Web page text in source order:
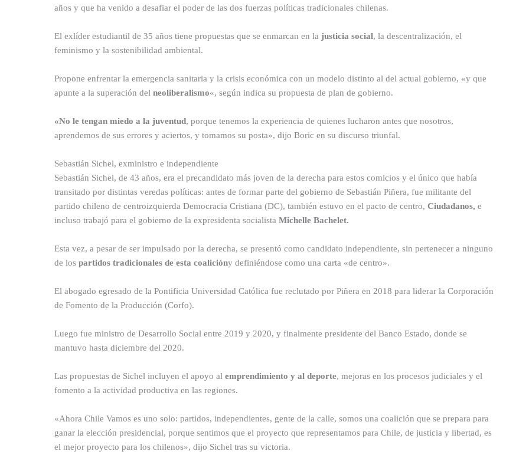
años y que ha venido a desafiar el poder de las dos fuerzas políticas tradicionales chilenas.
El exlíder estudiantil de 35 años tiene propuestas que se enmarcan en la justicia social, la descentralización, el
feminismo y la sostenibilidad ambiental.
Propone enfrentar la emergencia sanitaria y la crisis económica con un modelo distinto al del actual gobierno, «y que
apunte a la superación del neoliberalismo«, según indica su propuesta de plan de gobierno.
«No le tengan miedo a la juventud, porque tenemos la experiencia de quienes lucharon antes que nosotros,
aprendemos de sus errores y aciertos, y tomamos su posta», dijo Boric en su discurso triunfal.
Sebastián Sichel, exministro e independiente
Sebastián Sichel, de 43 años, era el precandidato más joven de la derecha para estos comicios y el único que había
transitado por distintas veredas políticas: antes de formar parte del gobierno de Sebastián Piñera, fue militante del
partido chileno de centroizquierda Democracia Cristiana (DC), también estuvo en el pacto de centro, Ciudadanos, e
incluso trabajó para el gobierno de la expresidenta socialista Michelle Bachelet.
Esta vez, a pesar de ser impulsado por la derecha, se presentó como candidato independiente, sin pertenecer a ninguno
de los partidos tradicionales de esta coalicióny definiéndose como una carta «de centro».
El abogado egresado de la Pontificia Universidad Católica fue reclutado por Piñera en 2018 para liderar la Corporación
de Fomento de la Producción (Corfo).
Luego fue ministro de Desarrollo Social entre 2019 y 2020, y finalmente presidente del Banco Estado, donde se
mantuvo hasta diciembre del 2020.
Las propuestas de Sichel incluyen el apoyo al emprendimiento y al deporte, mejoras en los procesos judiciales y el
fomento a la actividad productiva en las regiones.
«Ahora Chile Vamos es uno solo: partidos, independientes, gente de la calle, somos una coalición que se prepara para
ganar la elección presidencial, porque sentimos que el proyecto que representamos para Chile, de justicia y libertad, es
el mejor proyecto para los chilenos», dijo Sichel tras su victoria.